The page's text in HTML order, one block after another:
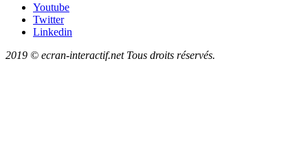
Youtube
Twitter
Linkedin
2019 © ecran-interactif.net Tous droits réservés.